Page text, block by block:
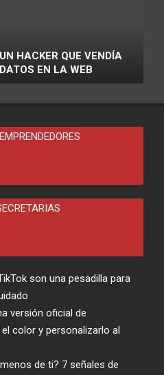
HACKER QUE VENDÍA
EN LA WEB
son una pesadilla para
versión oficial de
color y personalizarlo al
de ti? 7 señales de